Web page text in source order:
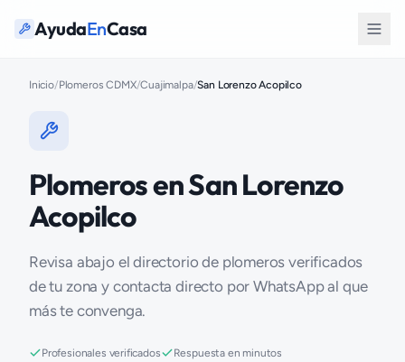
AyudaEnCasa
Inicio/Plomeros CDMX/Cuajimalpa/San Lorenzo Acopilco
Plomeros en San Lorenzo
Acopilco
Revisa abajo el directorio de plomeros verificados
de tu zona y contacta directo por WhatsApp al que
más te convenga.
Profesionales verificados
Respuesta en minutos